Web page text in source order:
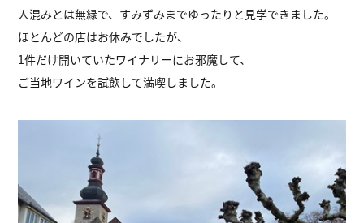
人混みとは無縁で、すみずみまでゆったりと見学できました。
ほとんどの店はお休みでしたが、
1件だけ開いていたワイナリーにお邪魔して、
ご当地ワインを試飲して満喫しました。